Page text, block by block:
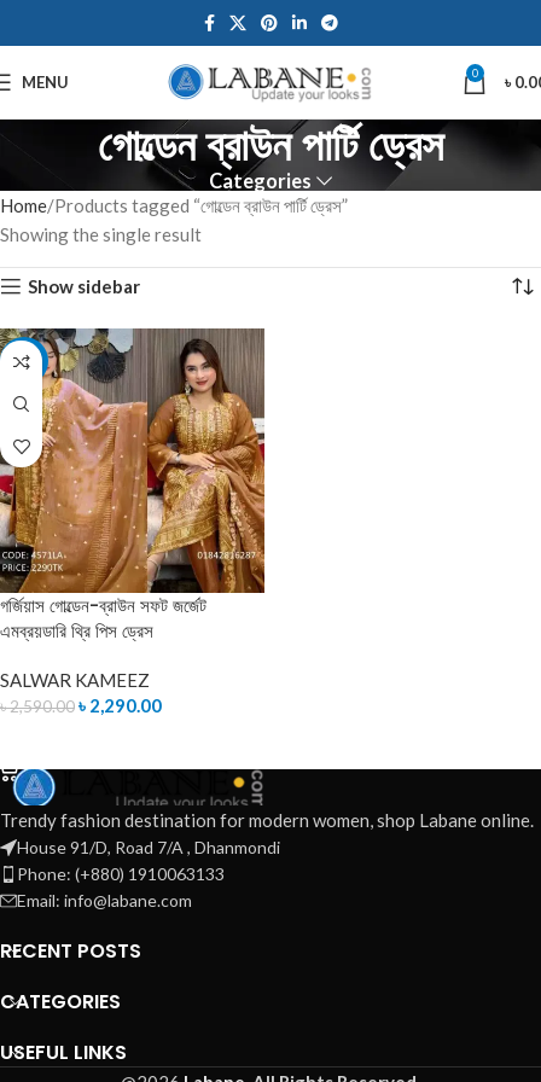
MENU 0 ৳
গোল্ডেন ব্রাউন পার্টি ড্রেস
Categories
Home Products tagged “গোল্ডেন ব্রাউন পার্টি ড্রেস”
Showing the single result
Show sidebar
-12%
গর্জিয়াস গোল্ডেন-ব্রাউন সফট জর্জেট
এমব্রয়ডারি থ্রি পিস ড্রেস
SALWAR KAMEEZ
৳2,590.00৳ 2,290.00
Trendy fashion destination for modern women, shop Labane online.
House 91/D, Road 7/A , Dhanmondi
Phone: (+880) 1910063133
Email: info@labane.com
RECENT POSTS
CATEGORIES
USEFUL LINKS